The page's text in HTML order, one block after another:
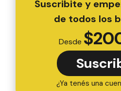
Suscribite y
de todos los
Desde $
¿Ya tenés una